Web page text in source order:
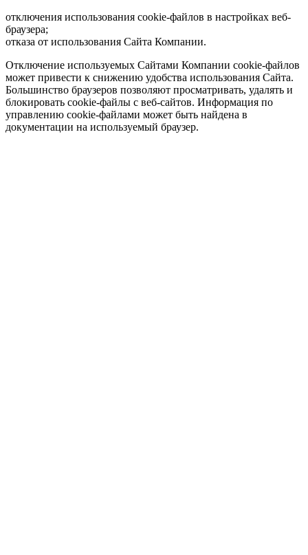
отключения использования cookie-файлов в настройках веб-
браузера;
отказа от использования Сайта Компании.
Отключение используемых Сайтами Компании cookie-файлов
может привести к снижению удобства использования Сайта.
Большинство браузеров позволяют просматривать, удалять и
блокировать cookie-файлы c веб-сайтов. Информация по
управлению cookie-файлами может быть найдена в
документации на используемый браузер.